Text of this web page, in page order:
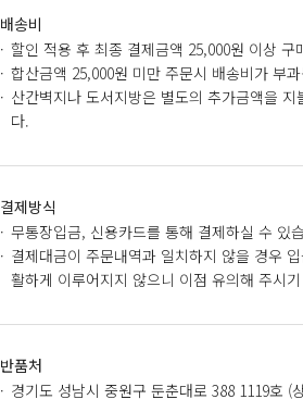
배송비
할인 적용 후 최종 결제금액 25,000원 이상 구
합산금액 25,000원 미만 주문시 배송비가 부
산간벽지나 도서지방은 별도의 추가금액을
다.
결제방식
무통장입금, 신용카드를 통해 결제하실 수 있
결제대금이 주문내역과 일치하지 않을 경우
활하게 이루어지지 않으니 이점 유의해 주시
반품처
경기도 성남시 중원구 둔춘대로 388 1119호 (